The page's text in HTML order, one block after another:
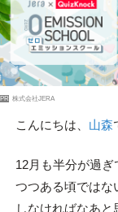
PR 株式会社JERA
こんにちは、 山森
12月も半分が過
つつある頃ではな
しなければなあと